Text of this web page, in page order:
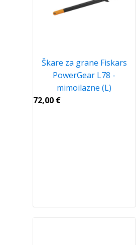
Škare za grane Fiskars
PowerGear L78 -
mimoilazne (L)
72,00 €